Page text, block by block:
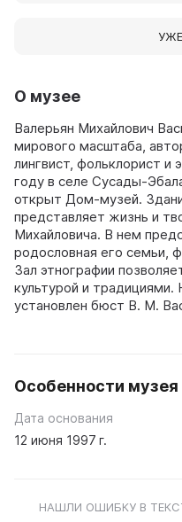
О музее
Валерьян Михайлович
мирового масштаба,
лингвист, фольклорист и
году в селе Сусады-
открыт Дом-музей.
представляет жизнь и
Михайловича. В нем
родословная его семьи,
Зал этнографии
культурой и
установлен бюст В. М.
Особенности музея
Дата основания
12 июня 1997 г.
НАШЛИ ОШИБКУ В